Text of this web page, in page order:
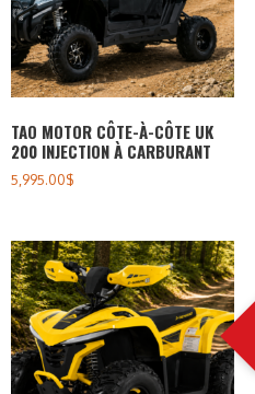
TAO MOTOR CÔTE-À-CÔTE UK
200 INJECTION À CARBURANT
5,995.00$